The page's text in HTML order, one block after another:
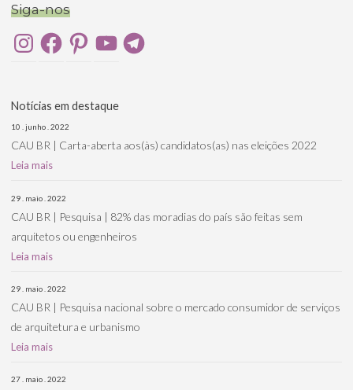
Siga-nos
InstagramFacebookPinterestYouTubeTelegram
Notícias em destaque
10 . junho . 2022
CAU BR | Carta-aberta aos(às) candidatos(as) nas eleições 2022
Leia mais
29 . maio . 2022
CAU BR | Pesquisa | 82% das moradias do país são feitas sem
arquitetos ou engenheiros
Leia mais
29 . maio . 2022
CAU BR | Pesquisa nacional sobre o mercado consumidor de serviços
de arquitetura e urbanismo
Leia mais
27 . maio . 2022